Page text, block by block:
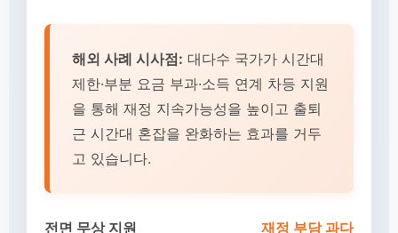
해외 사례 시사점: 대다수 국가가 시간대
제한·부분 요금 부과·소득 연계 차등 지원
을 통해 재정 지속가능성을 높이고 출퇴
근 시간대 혼잡을 완화하는 효과를 거두
고 있습니다.
전면 무상 지원 재정 부담 과다